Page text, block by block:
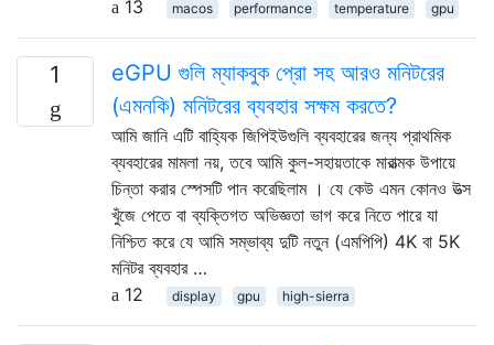
13 macos performance temperature gpu
1
eGPU গুলি ম্যাকবুক প্রো সহ আরও মনিটরের
(এমনকি) মনিটরের ব্যবহার সক্ষম করতে?
আমি জানি এটি বাহ্যিক জিপিইউগুলি ব্যবহারের জন্য প্রাথমিক
ব্যবহারের মামলা নয়, তবে আমি কুল-সহায়তাকে মারাত্মক উপায়ে
চিন্তা করার স্পেসটি পান করেছিলাম । যে কেউ এমন কোনও উত্স
খুঁজে পেতে বা ব্যক্তিগত অভিজ্ঞতা ভাগ করে নিতে পারে যা
নিশ্চিত করে যে আমি সম্ভাব্য দুটি নতুন (এমপিপি) 4K বা 5K
মনিটর ব্যবহার …
12
display gpu high-sierra